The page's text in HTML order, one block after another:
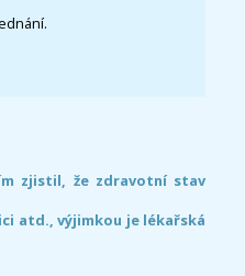
zjistil, že zdravotní stav
atd., výjimkou je lékařská